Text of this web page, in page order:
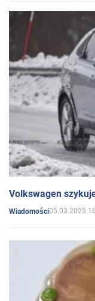
Volkswagen
Wiadomości05.03.2025